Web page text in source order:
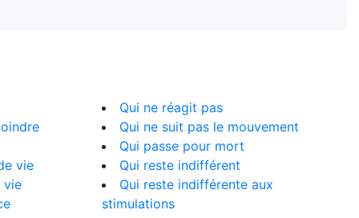
vie
vie
Qui ne réagit pas
Qui ne suit pas le mouvement
Qui passe pour mort
Qui reste indifférent
Qui reste indifférente aux
stimulations